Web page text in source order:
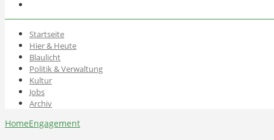
Startseite
Hier & Heute
Blaulicht
Politik & Verwaltung
Kultur
Jobs
Archiv
HomeEngagement